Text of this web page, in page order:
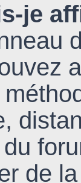
je
du
de